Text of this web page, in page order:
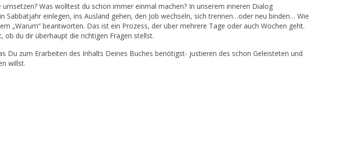
Was wolltest du schon immer einmal machen? In unserem inneren Dialog
einlegen, ins Ausland gehen, den Job wechseln, sich trennen…oder neu binden… Wie
„Warum“ beantworten. Das ist ein Prozess, der über mehrere Tage oder auch Wochen geht.
ob du dir überhaupt die richtigen Fragen stellst.
Du zum Erarbeiten des Inhalts Deines Buches benötigst- justieren des schon Geleisteten und
willst.